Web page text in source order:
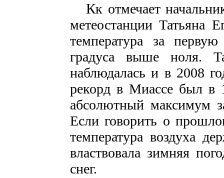
Кк отмечает
метеостанции Татьяна
температура за
градуса выше ноля.
наблюдалась и в 2008
рекорд в Миассе был в
абсолютный максимум
Если говорить о
температура воздуха
властвовала зимняя
снег.